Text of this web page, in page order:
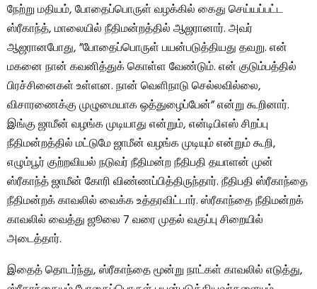
நேற்று மதியம், போதைப்பொருள் வழக்கில் கைது செய்யப்பட்ட
ஸ்ரீகாந்த், மாலையில் நீதிமன்றத்தில் ஆஜரானார். அவர்
ஆஜரானபோது, ​​”போதைப்பொருள் பயன்படுத்தியது தவறு. என்
மகனை நான் கவனித்துக் கொள்ள வேண்டும். என் குடும்பத்தில்
பிரச்சினைகள் உள்ளன. நான் வெளிநாடு செல்லவில்லை,
விசாரணைக்கு முழுமையாக ஒத்துழைப்பேன்” என்று கூறினார்.
இங்கு ஜாமீன் வழங்க முடியாது என்றும், என்டிபிஎஸ் சிறப்பு
நீதிமன்றத்தில் மட்டுமே ஜாமீன் வழங்க முடியும் என்றும் கூறி,
எழும்பூர் குற்றவியல் நடுவர் நீதிமன்ற நீதிபதி தயாளன் முன்
ஸ்ரீகாந்த் ஜாமீன் கோரி விண்ணப்பித்திருந்தார். நீதிபதி ஸ்ரீகாந்தை
நீதிமன்றக் காவலில் வைக்க உத்தரவிட்டார். ஸ்ரீகாந்தை நீதிமன்றக்
காவலில் வைத்து ஜூலை 7 வரை முதல் வகுப்பு சிறையில்
அடைத்தார்.
இதைத் தொடர்ந்து, ஸ்ரீகாந்தை மூன்று நாட்கள் காவலில் எடுத்து,